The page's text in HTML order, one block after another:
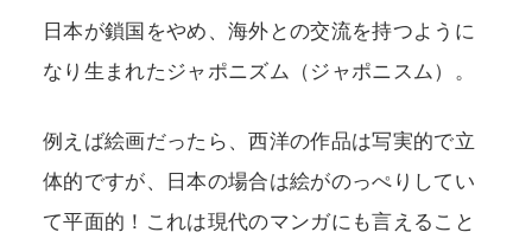
日本が鎖国をやめ、海外との交流を持つように
なり生まれたジャポニズム（ジャポニスム）。
例えば絵画だったら、西洋の作品は写実的で立
体的ですが、日本の場合は絵がのっぺりしてい
て平面的！これは現代のマンガにも言えること